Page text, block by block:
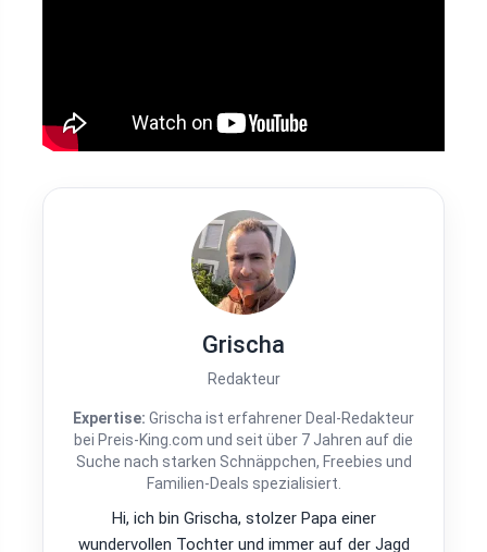
Grischa
Redakteur
Expertise: Grischa ist erfahrener Deal-Redakteur
bei Preis-King.com und seit über 7 Jahren auf die
Suche nach starken Schnäppchen, Freebies und
Familien-Deals spezialisiert.
Hi, ich bin Grischa, stolzer Papa einer
wundervollen Tochter und immer auf der Jagd